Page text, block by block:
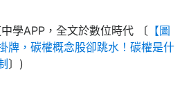
學APP，全文於數位時代 〔 【圖
牌，碳權概念股卻跳水！碳權是什
〕)